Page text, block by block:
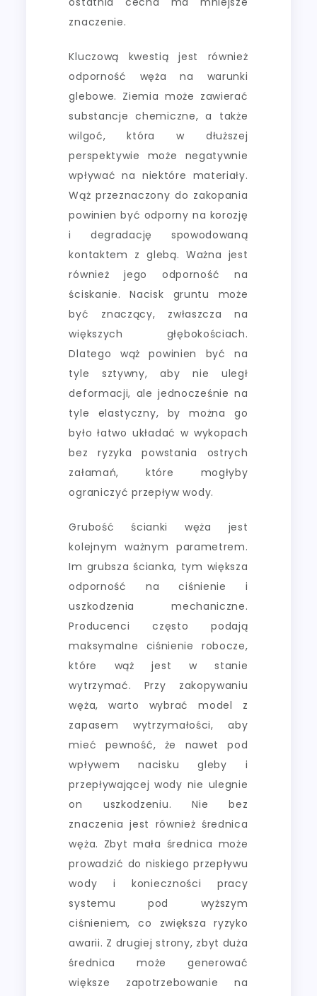
znaczenie.
Kluczową kwestią jest również
odporność węża na warunki
glebowe. Ziemia może zawierać
substancje chemiczne, a także
wilgoć, która w dłuższej
perspektywie może negatywnie
wpływać na niektóre materiały.
Wąż przeznaczony do zakopania
powinien być odporny na korozję
i degradację spowodowaną
kontaktem z glebą. Ważna jest
również jego odporność na
ściskanie. Nacisk gruntu może
być znaczący, zwłaszcza na
większych głębokościach.
Dlatego wąż powinien być na
tyle sztywny, aby nie uległ
deformacji, ale jednocześnie na
tyle elastyczny, by można go
było łatwo układać w wykopach
bez ryzyka powstania ostrych
załamań, które mogłyby
ograniczyć przepływ wody.
Grubość ścianki węża jest
kolejnym ważnym parametrem.
Im grubsza ścianka, tym większa
odporność na ciśnienie i
uszkodzenia mechaniczne.
Producenci często podają
maksymalne ciśnienie robocze,
które wąż jest w stanie
wytrzymać. Przy zakopywaniu
węża, warto wybrać model z
zapasem wytrzymałości, aby
mieć pewność, że nawet pod
wpływem nacisku gleby i
przepływającej wody nie ulegnie
on uszkodzeniu. Nie bez
znaczenia jest również średnica
węża. Zbyt mała średnica może
prowadzić do niskiego przepływu
wody i konieczności pracy
systemu pod wyższym
ciśnieniem, co zwiększa ryzyko
awarii. Z drugiej strony, zbyt duża
średnica może generować
większe zapotrzebowanie na